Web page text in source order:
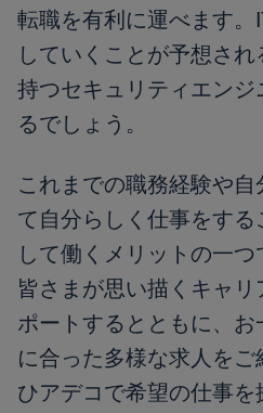
転職を有利に運べます。
していくことが予想さ
持つセキュリティエン
るでしょう。
これまでの職務経験や
て自分らしく仕事をする
して働くメリットの一つ
皆さまが思い描くキャ
ポートするとともに、
に合った多様な求人を
ひアデコで希望の仕事を